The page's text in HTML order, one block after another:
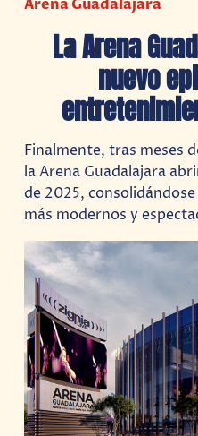
Arena Guadalajara
La Arena
nuevo
Finalmente, tras meses
la Arena Guadalajara
de 2025,
más modernos y